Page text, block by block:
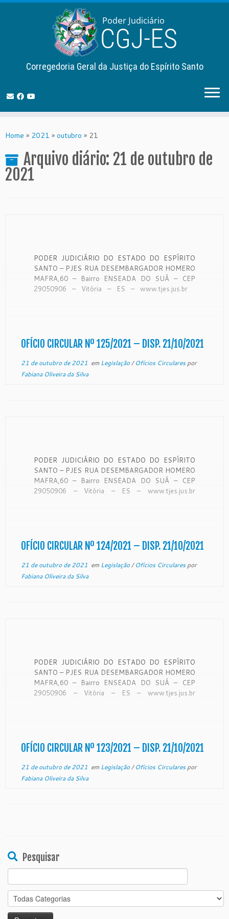
to
Corregedoria Geral da Justiça do Espírito Santo
Home » 2021 » outubro » 21
Arquivo diário: 21 de outubro de
2021
PODER JUDICIÁRIO DO ESTADO DO ESPÍRITO
SANTO – PJES RUA DESEMBARGADOR HOMERO
MAFRA,60 – Bairro ENSEADA DO SUÁ – CEP
29050906 – Vitória – ES – www.tjes.jus.br
OFÍCIO CIRCULAR Nº 125/2021 – DISP. 21/10/2021
21 de outubro de 2021 em Legislação/Ofícios Circularespor
Fabiana Oliveira da Silva
PODER JUDICIÁRIO DO ESTADO DO ESPÍRITO
SANTO – PJES RUA DESEMBARGADOR HOMERO
MAFRA,60 – Bairro ENSEADA DO SUÁ – CEP
29050906 – Vitória – ES – www.tjes.jus.br
OFÍCIO CIRCULAR Nº 124/2021 – DISP. 21/10/2021
21 de outubro de 2021 em Legislação/Ofícios Circularespor
Fabiana Oliveira da Silva
PODER JUDICIÁRIO DO ESTADO DO ESPÍRITO
SANTO – PJES RUA DESEMBARGADOR HOMERO
MAFRA,60 – Bairro ENSEADA DO SUÁ – CEP
29050906 – Vitória – ES – www.tjes.jus.br
OFÍCIO CIRCULAR Nº 123/2021 – DISP. 21/10/2021
21 de outubro de 2021 em Legislação/Ofícios Circularespor
Fabiana Oliveira da Silva
Pesquisar
for: